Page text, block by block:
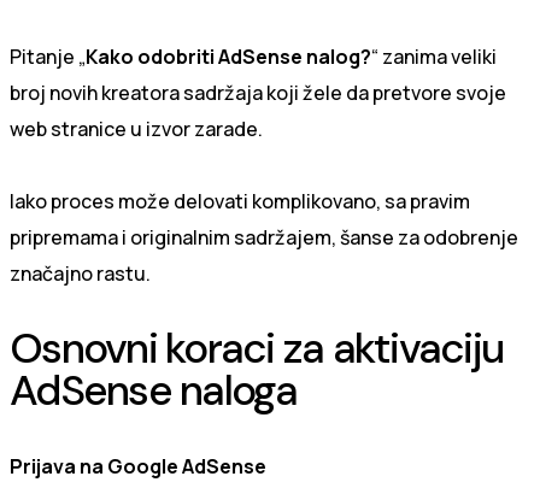
Pitanje „Kako odobriti AdSense nalog?“ zanima veliki
broj novih kreatora sadržaja koji žele da pretvore svoje
web stranice u izvor zarade.
Iako proces može delovati komplikovano, sa pravim
pripremama i originalnim sadržajem, šanse za odobrenje
značajno rastu.
Osnovni koraci za aktivaciju
AdSense naloga
Prijava na Google AdSense